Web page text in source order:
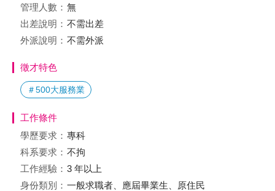
管理人數： 無
出差說明： 不需出差
外派說明： 不需外派
徵才特色
＃500大服務業
工作條件
學歷要求： 專科
科系要求： 不拘
工作經驗： 3 年以上
身份類別： 一般求職者、應屆畢業生、原住民